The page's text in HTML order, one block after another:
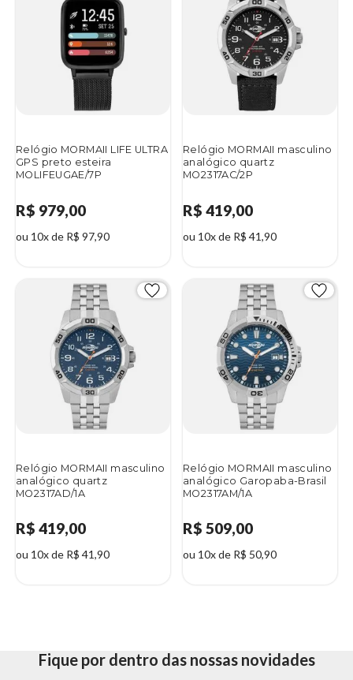
Relógio MORMAII LIFE ULTRA
GPS preto esteira
MOLIFEUGAE/7P
R$ 979,00
ou 10x de R$ 97,90
Relógio MORMAII masculino
analógico quartz
MO2317AC/2P
R$ 419,00
ou 10x de R$ 41,90
Relógio MORMAII masculino
analógico quartz
MO2317AD/1A
R$ 419,00
ou 10x de R$ 41,90
Relógio MORMAII masculino
analógico Garopaba-Brasil
MO2317AM/1A
R$ 509,00
ou 10x de R$ 50,90
Fique por dentro das nossas novidades